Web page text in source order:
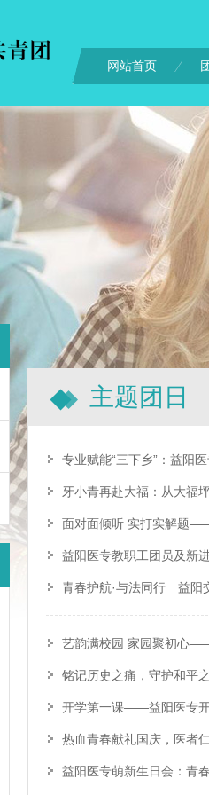
网站首页
主题团日
专业赋能“三下乡”：益阳
牙小青再赴大福：从大福
面对面倾听 实打实解题
益阳医专教职工团员及新
青春护航·与法同行 益阳
艺韵满校园 家园聚初心
铭记历史之痛，守护和平
开学第一课——益阳医专
热血青春献礼国庆，医者
益阳医专萌新生日会：青